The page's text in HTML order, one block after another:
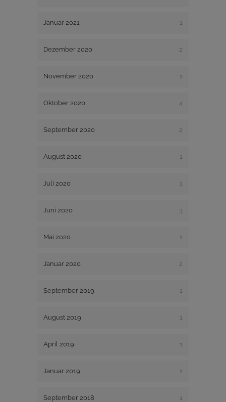
Januar 2021 1
Dezember 2020 2
November 2020 1
Oktober 2020 4
September 2020 2
August 2020 1
Juli 2020 1
Juni 2020 3
Mai 2020 1
Januar 2020 2
September 2019 1
August 2019 1
April 2019 1
Januar 2019 1
September 2018 1